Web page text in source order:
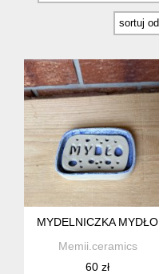
MYDELNICZKA MYDŁO
Memii.ceramics
60 zł